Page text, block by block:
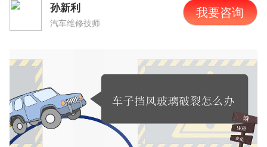
孙新利
汽车维修技师
我要咨询